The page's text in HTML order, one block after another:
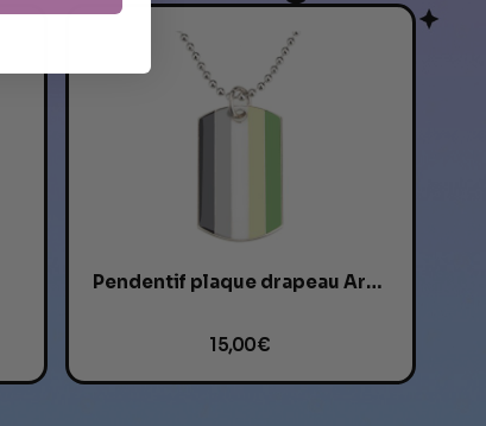
Pendentif plaque drapeau Aromantique
15,00 €